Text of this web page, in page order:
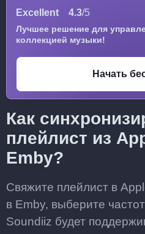
Excellent 4.3/5
Лучшее решение для
коллекцией музыки!
Начать
Как
плейлист из
Emby?
Свяжите плейлист в
в Emby, выберите
Soundiiz будет